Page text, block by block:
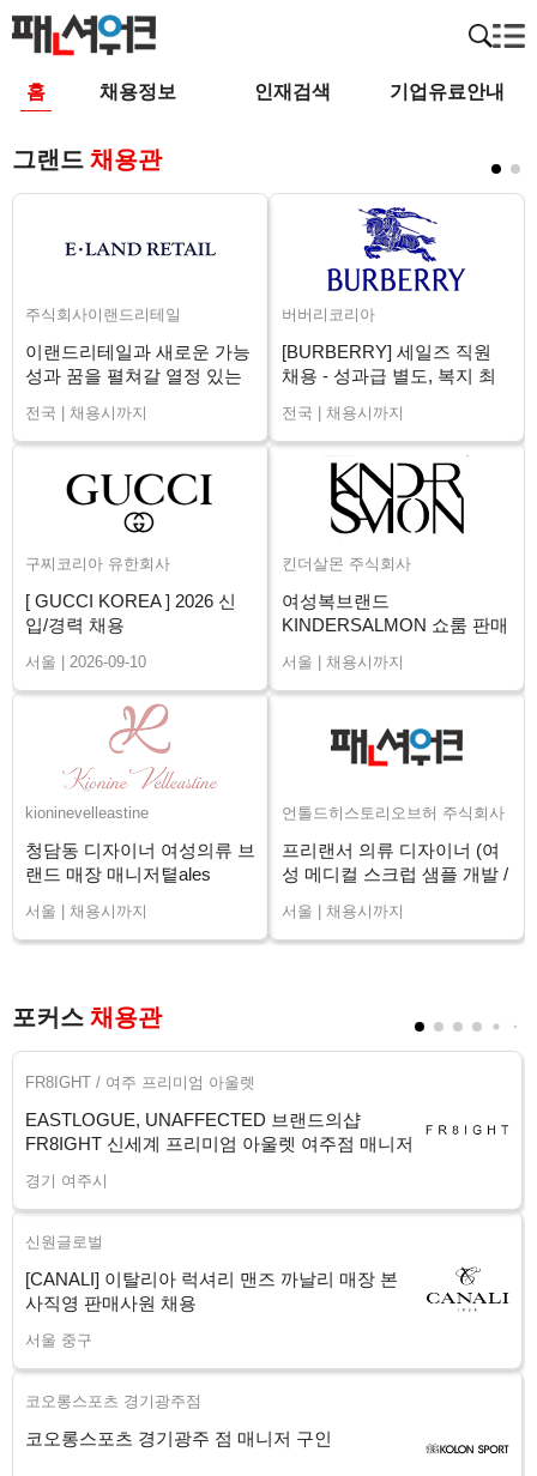
홈 채용정보 인재검색 기업유료안내
그랜드 채용관
주식회사이랜드리테일
이랜드리테일과 새로운 가능
성과 꿈을 펼쳐갈 열정 있는
전국 | 채용시까지
버버리코리아
[BURBERRY] 세일즈 직원
채용 - 성과급 별도, 복지 최
전국 | 채용시까지
구찌코리아 유한회사
[ GUCCI KOREA ] 2026 신
입/경력 채용
서울 | 2026-09-10
킨더살몬 주식회사
여성복브랜드
KINDERSALMON 쇼룸 판매
서울 | 채용시까지
kioninevelleastine
청담동 디자이너 여성의류 브
랜드 매장 매니저톁ales
서울 | 채용시까지
언톨드히스토리오브허 주식회사
프리랜서 의류 디자이너 (여
성 메디컬 스크럽 샘플 개발 /
서울 | 채용시까지
포커스 채용관
FR8IGHT / 여주 프리미엄 아울렛
EASTLOGUE, UNAFFECTED 브랜드의샵
FR8IGHT 신세계 프리미엄 아울렛 여주점 매니저
경기 여주시
신원글로벌
[CANALI] 이탈리아 럭셔리 맨즈 까날리 매장 본
사직영 판매사원 채용
서울 중구
코오롱스포츠 경기광주점
코오롱스포츠 경기광주 점 매니저 구인